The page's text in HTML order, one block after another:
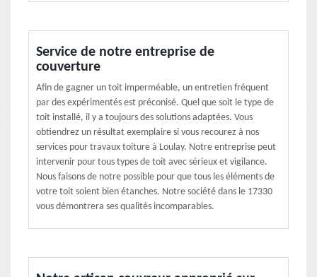
Service de notre entreprise de
couverture
Afin de gagner un toit imperméable, un entretien fréquent
par des expérimentés est préconisé. Quel que soit le type de
toit installé, il y a toujours des solutions adaptées. Vous
obtiendrez un résultat exemplaire si vous recourez à nos
services pour travaux toiture à Loulay. Notre entreprise peut
intervenir pour tous types de toit avec sérieux et vigilance.
Nous faisons de notre possible pour que tous les éléments de
votre toit soient bien étanches. Notre société dans le 17330
vous démontrera ses qualités incomparables.